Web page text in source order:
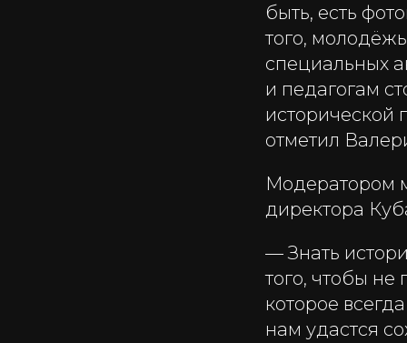
быть, есть
того,
специальных
и педагогам
отметил
Модератором
директора
— Знать
того, чтобы
которое
нам удастся